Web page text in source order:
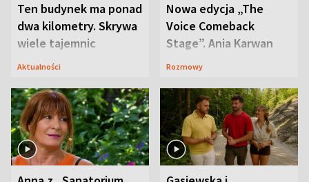
Ten budynek ma ponad
dwa kilometry. Skrywa
wiele tajemnic
Aktualności
Nowa edycja „The
Voice Comeback
Stage”. Ania Karwan
zapowiada
Rozmowy